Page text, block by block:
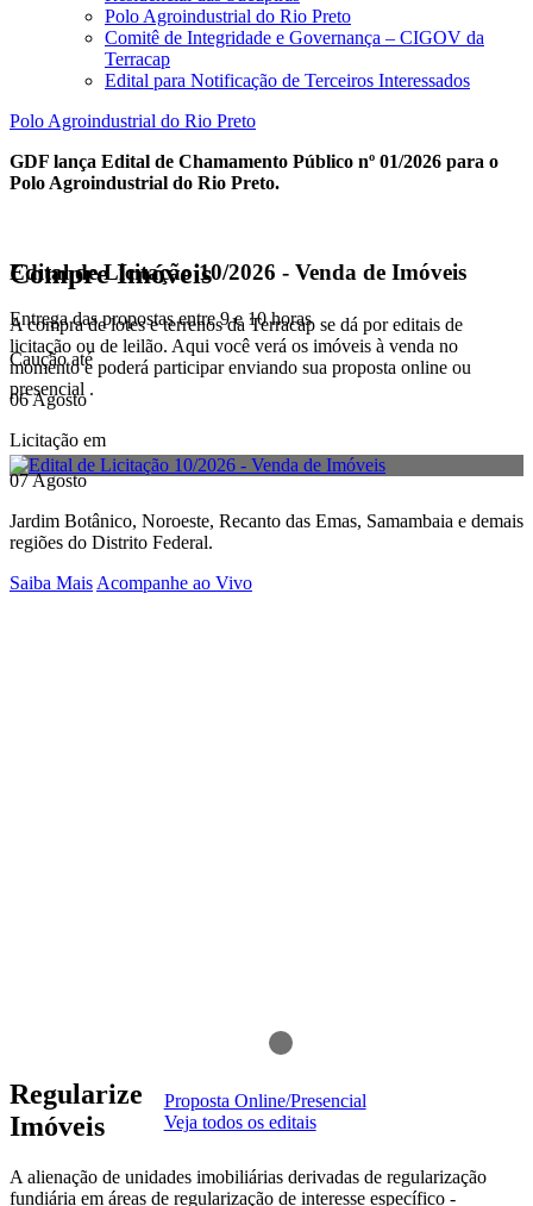
Polo Agroindustrial do Rio Preto
Comitê de Integridade e Governança – CIGOV da
Terracap
Edital para Notificação de Terceiros Interessados
Polo Agroindustrial do Rio Preto
GDF lança Edital de Chamamento Público nº 01/2026 para o
Polo Agroindustrial do Rio Preto.
Compre Imóveis
A compra de lotes e terrenos da Terracap se dá por editais de
licitação ou de leilão. Aqui você verá os imóveis à venda no
momento e poderá participar enviando sua proposta online ou
presencial .
Edital de Licitação 10/2026 - Venda de Imóveis
Entrega das propostas entre 9 e 10 horas
Caução até
06 Agosto
Licitação em
07 Agosto
Jardim Botânico, Noroeste, Recanto das Emas, Samambaia e demais
regiões do Distrito Federal.
Saiba Mais Acompanhe ao Vivo
Proposta Online/Presencial
Veja todos os editais
Regularize
Imóveis
A alienação de unidades imobiliárias derivadas de regularização
fundiária em áreas de regularização de interesse específico -